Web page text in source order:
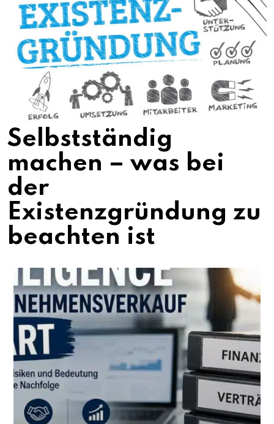
Selbstständig
machen – was bei
der
Existenzgründung zu
beachten ist